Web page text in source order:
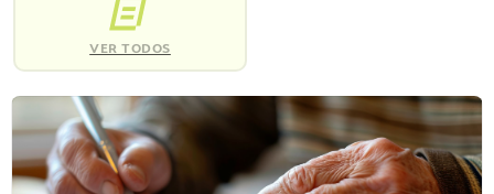
VER TODOS